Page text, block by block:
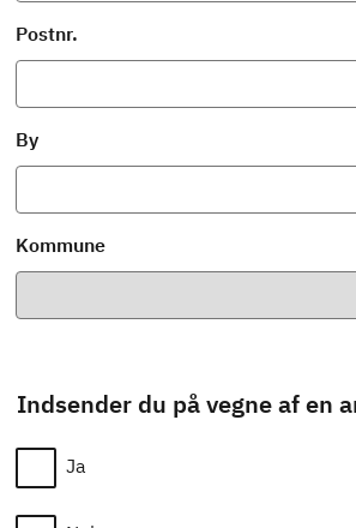
Postnr.
By
Kommune
Indsender du på vegne af en
Ja